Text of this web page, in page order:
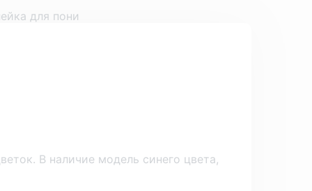
для пони
В наличие модель синего цвета,